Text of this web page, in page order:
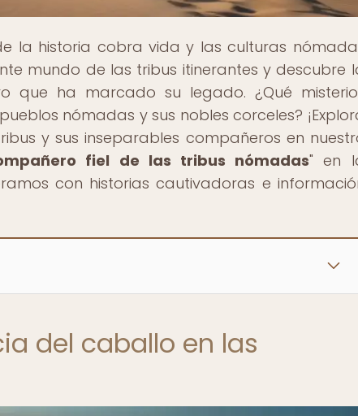
la historia cobra vida y las culturas
mundo de las tribus itinerantes y descubre
que ha marcado su legado. ¿Qué
nómadas y sus nobles corceles?
y sus inseparables compañeros en
fiel de las tribus nómadas" en
con historias cautivadoras e
del caballo en las